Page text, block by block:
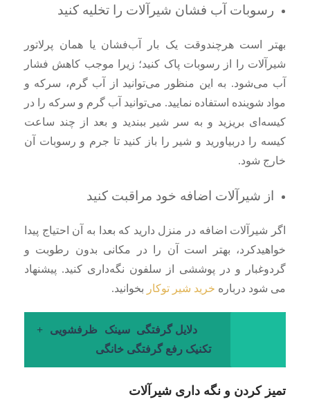
رسوبات آب‌ فشان شیرآلات را تخلیه کنید
بهتر است هرچندوقت یک بار آب‌فشان یا همان پرلاتور
شیرآلات را از رسوبات پاک کنید؛ زیرا موجب کاهش فشار
آب می‌شود. به این منظور می‌توانید از آب گرم، سرکه و
مواد شوینده استفاده نمایید. می‌توانید آب گرم و سرکه را در
کیسه‌ای بریزید و به سر شیر ببندید و بعد از چند ساعت
کیسه را دربیاورید و شیر را باز کنید تا جرم و رسوبات آن
خارج شود.
از شیرآلات اضافه خود مراقبت کنید
اگر شیرآلات اضافه در منزل دارید که بعدا به آن احتیاج پیدا
خواهیدکرد، بهتر است آن‌ را در مکانی بدون رطوبت و
گرد‌وغبار و در پوششی از سلفون نگه‌داری کنید. پیشنهاد
می شود درباره خرید شیر توکار بخوانید.
دلایل گرفتگی سینک ظرفشویی +
تکنیک رفع گرفتگی خانگی
تمیز کردن و نگه‌ داری شیرآلات